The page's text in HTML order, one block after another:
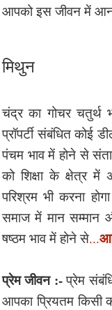
आपको इस जीवन में
मिथुन
चंद्र का गोचर चतुर्थ
प्रॉपर्टी संबंधित कोई
पंचम भाव में होने से
को शिक्षा के क्षेत्र
परिश्रम भी करना
समाज में मान सम्मान
षष्ठम भाव में होने से...
प्रेम जीवन :-प्रेम
आपका प्रियतम किसी